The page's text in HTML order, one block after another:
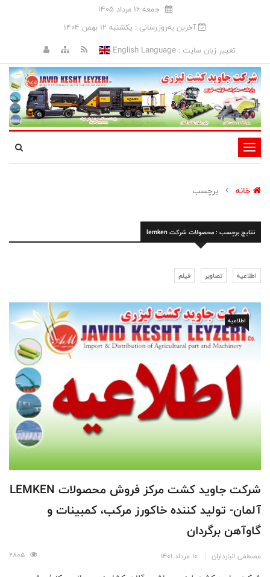
جمعه 16 مرداد 1405
آخرین به‌روزرسانی : يکشنبه 12 بهمن 1404
تغییر زبان سایت :English Language
تغییر
وضعیت
ناوبری
خانه برچسب
نتایج برچسب : محصولات شرکت lemken
اطلاعیه تصاویر فیلم
اطلاعیه
شرکت جاوید کشت مرکز فروش محصولات LEMKEN
آلمان- تولید کننده خاکورز مرکب، کمبینات و
گاوآهن برگردان
مصطفی انبارداران 10 مرداد 1401